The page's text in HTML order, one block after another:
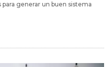
generar un buen sistema